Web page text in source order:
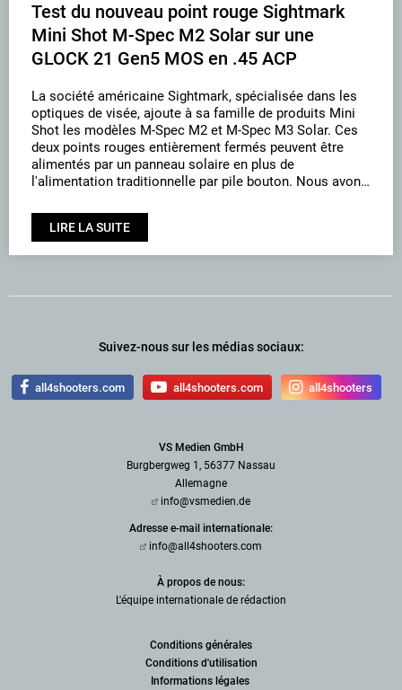
Test du nouveau point rouge Sightmark
Mini Shot M-Spec M2 Solar sur une
GLOCK 21 Gen5 MOS en .45 ACP
La société américaine Sightmark, spécialisée dans les
optiques de visée, ajoute à sa famille de produits Mini
Shot les modèles M-Spec M2 et M-Spec M3 Solar. Ces
deux points rouges entièrement fermés peuvent être
alimentés par un panneau solaire en plus de
l'alimentation traditionnelle par pile bouton. Nous avons
GLOCK 21 Gen5 MOS et l'avons testé …
LIRE LA SUITE
Suivez-nous sur les médias sociaux:
all4shooters.com all4shooters.com all4shooters
VS Medien GmbH
Burgbergweg 1, 56377 Nassau
Allemagne
info@vsmedien.de
Adresse e-mail internationale:
info@all4shooters.com
À propos de nous:
L'équipe internationale de rédaction
Conditions générales
Conditions d'utilisation
Informations légales